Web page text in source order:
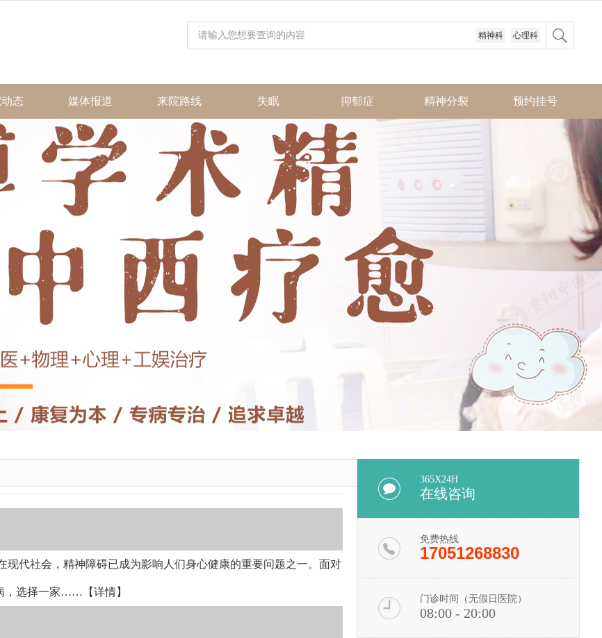
精神科 心理科
态 媒体报道 来院路线 失眠 抑郁症 精神分裂 预约挂号
代社会，精神障碍已成为影响人们身心健康的重要问题之一。面对
，选择一家……【详情】
365X24H
在线咨询
免费热线
17051268830
门诊时间（无假日医院）
08:00 - 20:00